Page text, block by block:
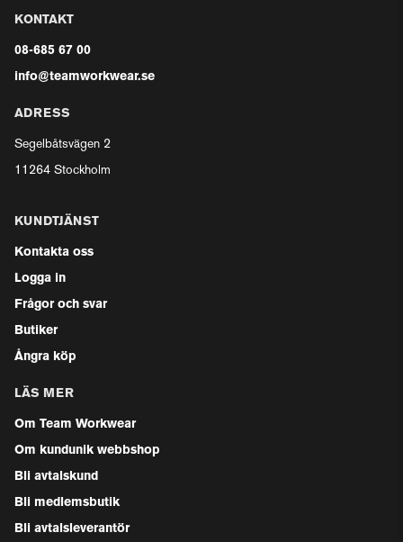
KONTAKT
08-685 67 00
info@teamworkwear.se
ADRESS
Segelbåtsvägen 2
11264 Stockholm
KUNDTJÄNST
Kontakta oss
Logga in
Frågor och svar
Butiker
Ångra köp
LÄS MER
Om Team Workwear
Om kundunik webbshop
Bli avtalskund
Bli medlemsbutik
Bli avtalsleverantör